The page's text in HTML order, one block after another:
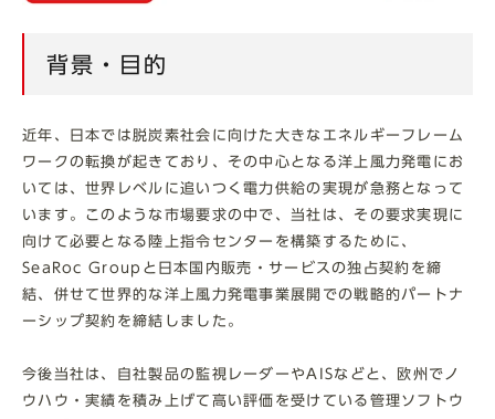
背景・目的
近年、日本では脱炭素社会に向けた大きなエネルギーフレーム
ワークの転換が起きており、その中心となる洋上風力発電にお
いては、世界レベルに追いつく電力供給の実現が急務となって
います。このような市場要求の中で、当社は、その要求実現に
向けて必要となる陸上指令センターを構築するために、
SeaRoc Groupと日本国内販売・サービスの独占契約を締
結、併せて世界的な洋上風力発電事業展開での戦略的パートナ
ーシップ契約を締結しました。
今後当社は、自社製品の監視レーダーやAISなどと、欧州でノ
ウハウ・実績を積み上げて高い評価を受けている管理ソフトウ